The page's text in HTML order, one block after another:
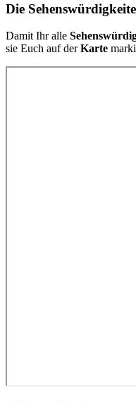
Die
Damit Ihr alle
sie Euch auf derKarte